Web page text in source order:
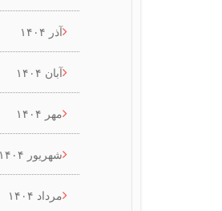
آذر ۱۴۰۴
آبان ۱۴۰۴
مهر ۱۴۰۴
شهریور ۱۴۰۴
مرداد ۱۴۰۴